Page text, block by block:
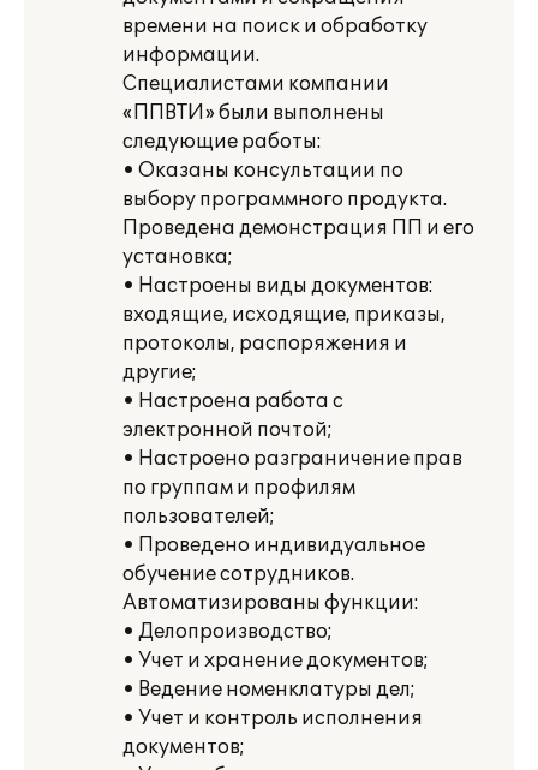
времени на поиск и обработку
информации.
Специалистами компании
«ППВТИ» были выполнены
следующие работы:
• Оказаны консультации по
выбору программного продукта.
Проведена демонстрация ПП и его
установка;
• Настроены виды документов:
входящие, исходящие, приказы,
протоколы, распоряжения и
другие;
• Настроена работа с
электронной почтой;
• Настроено разграничение прав
по группам и профилям
пользователей;
• Проведено индивидуальное
обучение сотрудников.
Автоматизированы функции:
• Делопроизводство;
• Учет и хранение документов;
• Ведение номенклатуры дел;
• Учет и контроль исполнения
документов;